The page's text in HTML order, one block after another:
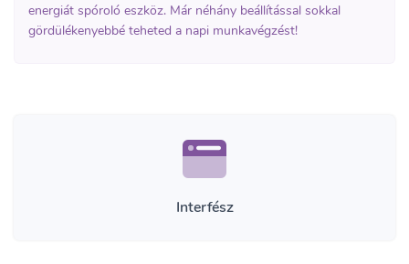
energiát spóroló eszköz. Már néhány beállítással sokkal
gördülékenyebbé teheted a napi munkavégzést!
Interfész